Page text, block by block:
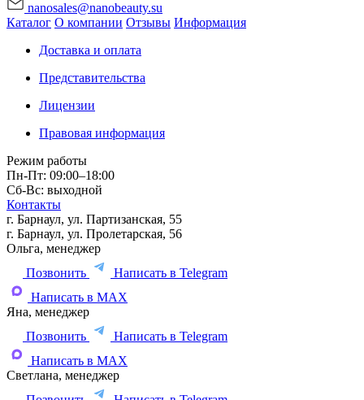
nanosales@nanobeauty.su
Каталог О компании Отзывы Информация
Доставка и оплата
Представительства
Лицензии
Правовая информация
Режим работы
Пн-Пт: 09:00–18:00
Сб-Вс: выходной
Контакты
г. Барнаул, ул. Партизанская, 55
г. Барнаул, ул. Пролетарская, 56
Ольга, менеджер
Позвонить
Написать в Telegram
Написать в MAX
Яна, менеджер
Позвонить
Написать в Telegram
Написать в MAX
Светлана, менеджер